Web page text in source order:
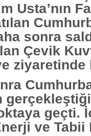
Usta’nın
sonra
Çevik
ziyaretinde
geçti.
ve Tabii